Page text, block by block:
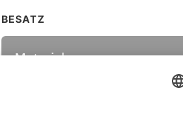
BESATZ
Material